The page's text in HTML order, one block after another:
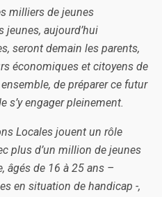
milliers de jeunes
jeunes, aujourd’hui
seront demain les parents,
économiques et citoyens de
de préparer ce futur
s’y engager pleinement.
Locales jouent un rôle
plus d’un million de jeunes
âgés de 16 à 25 ans –
en situation de handicap -,